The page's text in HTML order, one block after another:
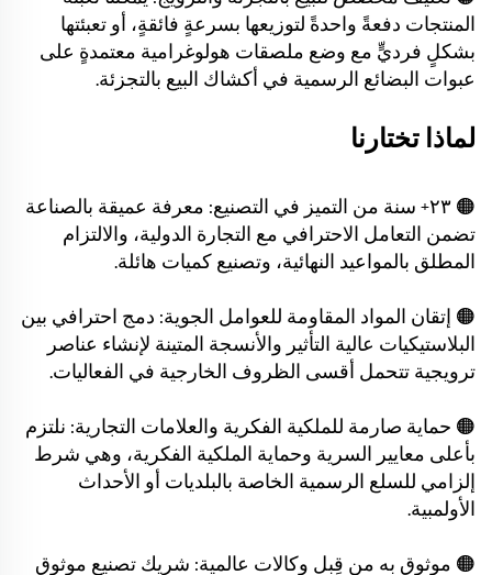
المنتجات دفعةً واحدةً لتوزيعها بسرعةٍ فائقةٍ، أو تعبئتها
بشكلٍ فرديٍّ مع وضع ملصقات هولوغرامية معتمدةٍ على
عبوات البضائع الرسمية في أكشاك البيع بالتجزئة.
لماذا تختارنا
🟠 ٢٣+ سنة من التميز في التصنيع: معرفة عميقة بالصناعة
تضمن التعامل الاحترافي مع التجارة الدولية، والالتزام
المطلق بالمواعيد النهائية، وتصنيع كميات هائلة.
🟠 إتقان المواد المقاومة للعوامل الجوية: دمج احترافي بين
البلاستيكيات عالية التأثير والأنسجة المتينة لإنشاء عناصر
ترويجية تتحمل أقسى الظروف الخارجية في الفعاليات.
🟠 حماية صارمة للملكية الفكرية والعلامات التجارية: نلتزم
بأعلى معايير السرية وحماية الملكية الفكرية، وهي شرط
إلزامي للسلع الرسمية الخاصة بالبلديات أو الأحداث
الأولمبية.
🟠 موثوق به من قِبل وكالات عالمية: شريك تصنيع موثوق